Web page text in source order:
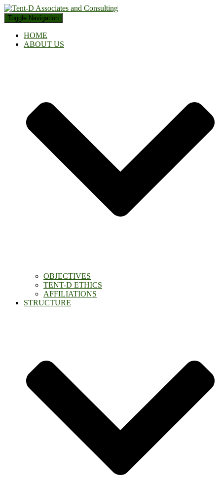
Toggle Navigation
HOME
ABOUT US
OBJECTIVES
TENT-D ETHICS
AFFILIATIONS
STRUCTURE